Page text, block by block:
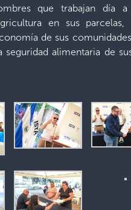
que trabajan día
en sus
de sus
seguridad alimentaria de